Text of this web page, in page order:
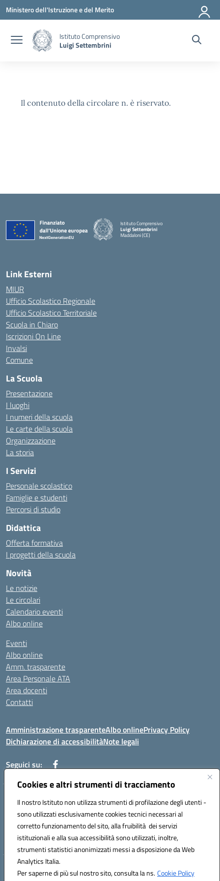
Cookies e altri strumenti di tracciamento
Il nostro Istituto non utilizza strumenti di profilazione degli utenti -
sono utilizzati esclusivamente cookies tecnici necessari al
corretto funzionamento del sito, alla fruibilità dei servizi
istituzionali e alla sua accessibilità sono utilizzati, inoltre,
strumenti statistici anonimizzati messi a disposizione da Web
Analytics Italia.
Per saperne di più sul nostro sito, consulta la ns.Cookie Policy
Vai ai contenuti
Vai al menu di navigazione
Vai al footer
Ministero dell'Istruzione e del Merito
Istituto Comprensivo
Luigi Settembrini
Il contenuto della circolare n. è riservato.
Istituto Comprensivo
Luigi Settembrini
Maddaloni (CE)
Link Esterni
MIUR
Ufficio Scolastico Regionale
Ufficio Scolastico Territoriale
Scuola in Chiaro
Iscrizioni On Line
Invalsi
Comune
La Scuola
Presentazione
I luoghi
I numeri della scuola
Le carte della scuola
Organizzazione
La storia
I Servizi
Personale scolastico
Famiglie e studenti
Percorsi di studio
Didattica
Offerta formativa
I progetti della scuola
Novità
Le notizie
Le circolari
Calendario eventi
Albo online
Eventi
Albo online
Amm. trasparente
Area Personale ATA
Area docenti
Contatti
Amministrazione trasparenteAlbo onlinePrivacy Policy
Dichiarazione di accessibilitàNote legali
Seguici su:
Indirizzo: VIA BRECCIAME, 46 - 81024 MADDALONI (CE)
Mail: CEIC8AU001@istruzione.it - Pec: CEIC8AU001@pec.istruzione.it -
Telefono: 0823408721
Meccanografico: CEIC8AU001
Codice fiscale: 93086080616
Hosting & Powered by 3D Solution S.r.l.